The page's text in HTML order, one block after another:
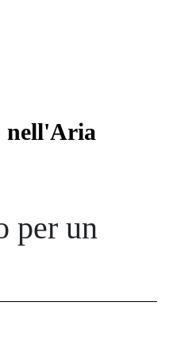
nell'Aria
per un